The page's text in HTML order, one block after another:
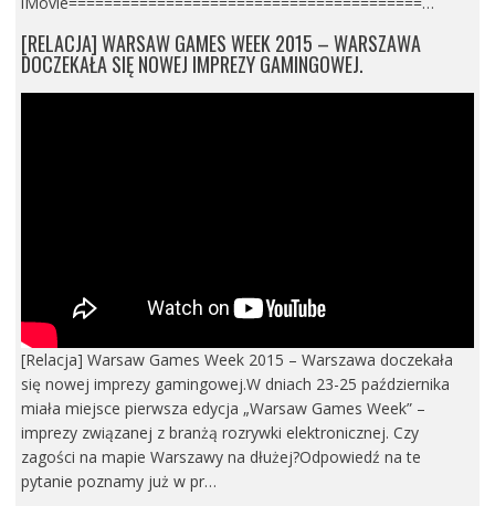
[RELACJA] WARSAW GAMES WEEK 2015 – WARSZAWA
DOCZEKAŁA SIĘ NOWEJ IMPREZY GAMINGOWEJ.
[Relacja] Warsaw Games Week 2015 – Warszawa doczekała
się nowej imprezy gamingowej.W dniach 23-25 października
miała miejsce pierwsza edycja „Warsaw Games Week” –
imprezy związanej z branżą rozrywki elektronicznej. Czy
zagości na mapie Warszawy na dłużej?Odpowiedź na te
pytanie poznamy już w pr…